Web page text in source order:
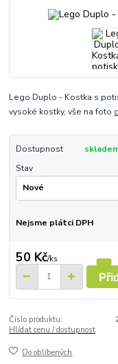
Lego Duplo - Kostka s
vysoké kostky, vše na foto
Dostupnost
Stav
Nejsme plátci DPH
50 Kč/ks
Číslo produktu:
Hlídat cenu / dostupnost
Do oblíbených